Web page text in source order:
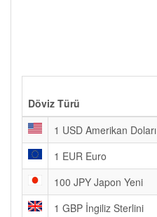
Döviz Türü
1 USD Amerikan Doları
1 EUR Euro
100 JPY Japon Yeni
1 GBP İngiliz Sterlini